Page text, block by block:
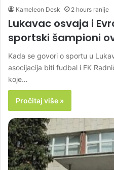
Kameleon Desk 2 hours ranije
Lukavac osvaja i
sportski šampioni
Kada se govori o sportu u
asocijacija biti fudbal i FK
koje…
Pročitaj više »